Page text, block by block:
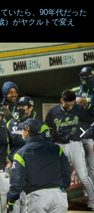
いたら、90年代だった
）がヤクルトで変え